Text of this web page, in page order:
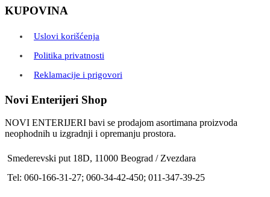
KUPOVINA
Uslovi korišćenja
Politika privatnosti
Reklamacije i prigovori
Novi Enterijeri Shop
NOVI ENTERIJERI bavi se prodajom asortimana proizvoda
neophodnih u izgradnji i opremanju prostora.
Smederevski put 18D, 11000 Beograd / Zvezdara
Tel: 060-166-31-27; 060-34-42-450; 011-347-39-25